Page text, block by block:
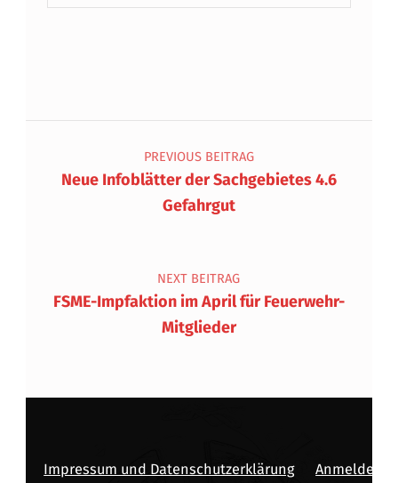
Beitragsnavigation
PREVIOUS BEITRAG
Neue Infoblätter der Sachgebietes 4.6
Gefahrgut
NEXT BEITRAG
FSME-Impfaktion im April für Feuerwehr-
Mitglieder
Impressum und Datenschutzerklärung Anmelden